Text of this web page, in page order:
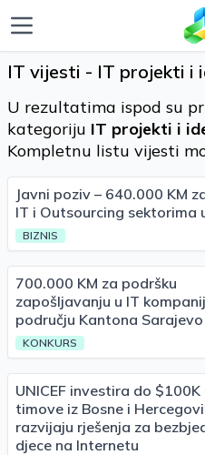
IT vijesti - IT projekti i
U rezultatima ispod su
kategoriju IT projekti i
Kompletnu listu vijesti
Javni poziv – 640.000 KM
IT i Outsourcing sektorima
BIZNIS
700.000 KM za podršku
zapošljavanju u IT
području Kantona Sarajevo
KONKURS
UNICEF investira do $100K
timove iz Bosne i
razvijaju rješenja za
djece na Internetu